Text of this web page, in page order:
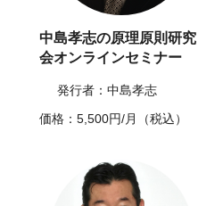
中島孝志の原理原則研究
会オンラインセミナー
発行者：中島孝志
価格：5,500円/月（税込）